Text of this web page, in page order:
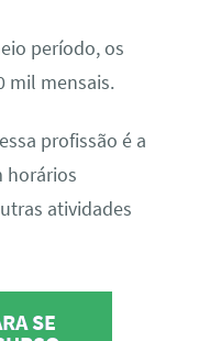
período, os
mil mensais.
profissão é a
horários
atividades
SE